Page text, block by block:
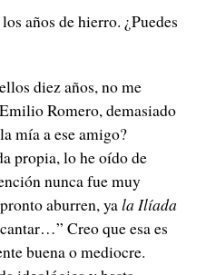
años de hierro. ¿Puedes
diez años, no me
Romero, demasiado
mía a ese amigo?
propia, lo he oído de
nunca fue muy
aburren, yala Ilíada
Creo que esa es
buena o mediocre.